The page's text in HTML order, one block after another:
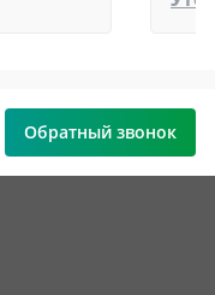
Обратный звонок